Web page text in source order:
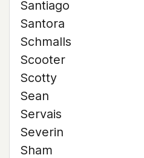
Santiago
Santora
Schmalls
Scooter
Scotty
Sean
Servais
Severin
Sham